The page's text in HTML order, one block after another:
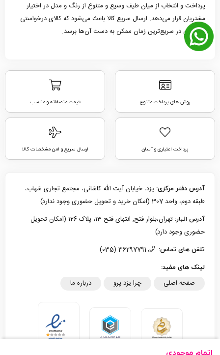
پرداخت و انتخاب از میان طیف وسیع و متنوع از رنگ و مدل در اختیار
مشتریان قرار می‌دهد. ارسال سریع کالا باعث می‌شود که کالای درخواستی
مشتریان در سریع‌ترین زمان ممکن به دست آن‌ها برسد.
روش های پرداخت متنوع قیمت منصفانه و مناسب
پرداخت اعتباری و آسان ارسال سریع و امن مشخصات کالا
آدرس دفتر مرکزی: یزد، خیابان آیت الله کاشانی، مجتمع تجاری شهاب،
طبقه دوم، واحد 307 (امکان خرید و تحویل حضوری وجود ندارد)
آدرس انبار:
تهران،بلوار فتح, انتهای فتح 13، پلاک 126 (امکان تحویل
حضوری وجود دارد)
تلفن های تماس:
لینک های مفید:
صفحه اصلی چرا یزد پرو درباره ما